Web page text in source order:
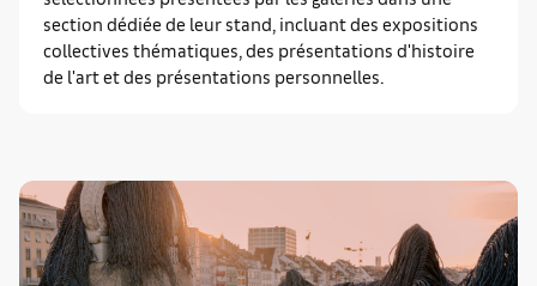
section dédiée de leur stand, incluant des expositions
collectives thématiques, des présentations d'histoire
de l'art et des présentations personnelles.